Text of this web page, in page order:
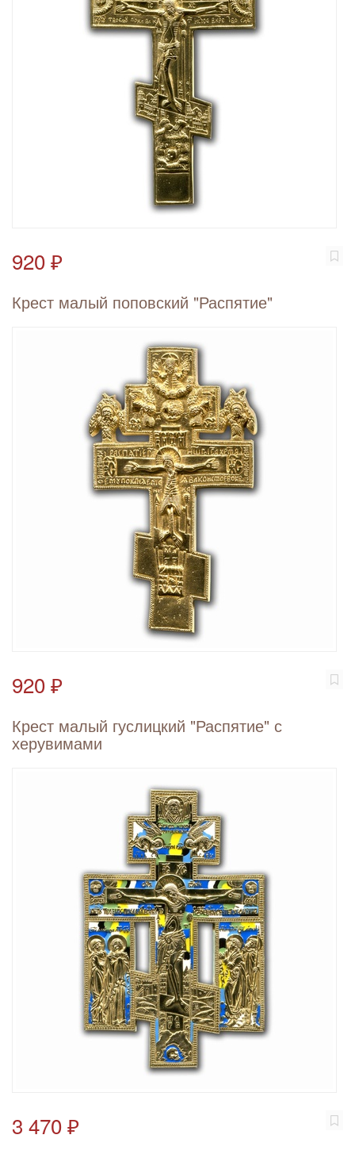
920 ₽
Крест малый поповский "Распятие"
920 ₽
Крест малый гуслицкий "Распятие" с
херувимами
3 470 ₽